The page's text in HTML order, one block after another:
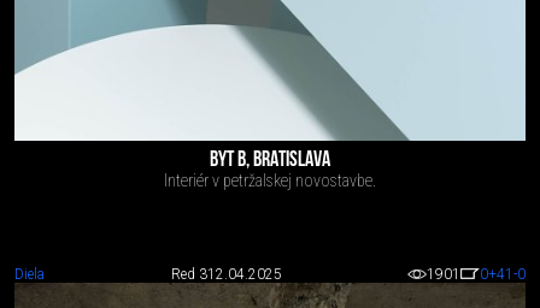
BYT B, BRATISLAVA
Interiér v petržalskej novostavbe.
Diela Red 312.04.2025 1901 0+41 -0